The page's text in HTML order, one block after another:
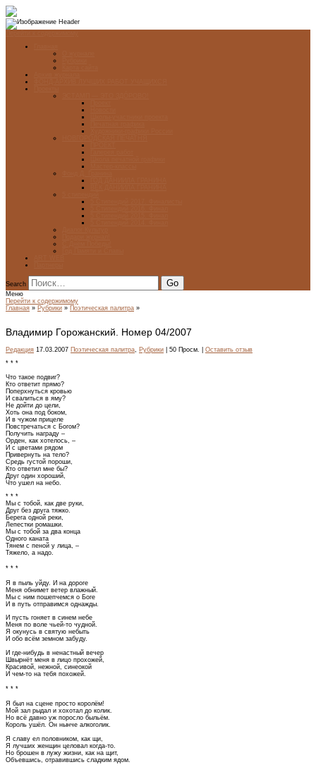
Search
Меню
Перейти к содержимому
Главная » Рубрики » Поэтическая палитра »
Владимир Горожанский. Номер 04/2007
Редакция 17.03.2007 Поэтическая палитра, Рубрики | 50 Просм. | Оставить отзыв
* * *
Что такое подвиг?
Кто ответит прямо?
Поперхнуться кровью
И свалиться в яму?
Не дойти до цели,
Хоть она под боком,
И в чужом прицеле
Повстречаться с Богом?
Получить награду –
Орден, как хотелось, –
И с цветами рядом
Привернуть на тело?
Средь густой пороши,
Кто ответил мне бы?
Друг один хороший,
Что ушел на небо.
* * *
Мы с тобой, как две руки,
Друг без друга тяжко.
Берега одной реки,
Лепестки ромашки.
Мы с тобой за два конца
Одного каната
Тянем с пеной у лица, –
Тяжело, а надо.
* * *
Я в пыль уйду. И на дороге
Меня обнимет ветер влажный.
Мы с ним пошепчемся о Боге
И в путь отправимся однажды.
И пусть гоняет в синем небе
Меня по воле чьей-то чудной.
Я окунусь в святую небыть
И обо всём земном забуду.
И где-нибудь в ненастный вечер
Швырнёт меня в лицо прохожей,
Красивой, нежной, синеокой
И чем-то на тебя похожей.
* * *
Я был на сцене просто королём!
Мой зал рыдал и хохотал до колик.
Но всё давно уж поросло быльём.
Король ушёл. Он нынче алкоголик.
Я славу ел половником, как щи,
Я лучших женщин целовал когда-то.
Но брошен в лужу жизни, как на щит,
Объевшись, отравившись сладким ядом.